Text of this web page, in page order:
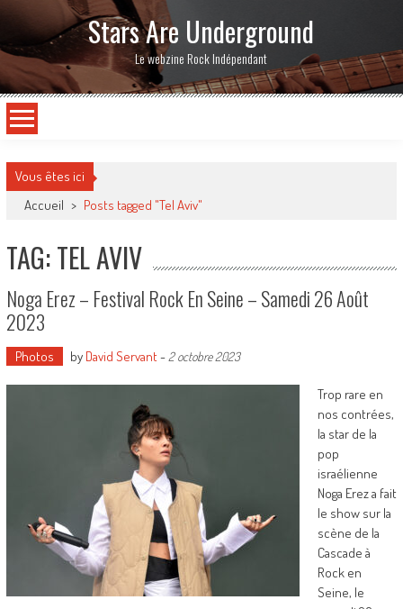
Stars Are Underground
Le webzine Rock Indépendant
Vous êtes ici
Accueil > Posts tagged "Tel Aviv"
TAG: TEL AVIV
Noga Erez – Festival Rock En Seine – Samedi 26 Août
2023
Photos by David Servant- 2 octobre 2023
Trop rare en
nos contrées,
la star de la
pop
israélienne
Noga Erez a fait
le show sur la
scène de la
Cascade à
Rock en
Seine, le